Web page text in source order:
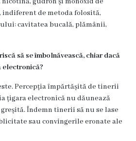
de metoda folosită,
cavitatea bucală, plămânii,
să se îmbolnăvească, chiar dacă
electronică?
Percepția împărtășită de tinerii
țigara electronică nu dăunează
Îndemn tinerii să nu se lase
sau convingerile eronate ale